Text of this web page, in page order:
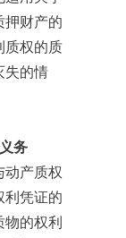
押财产的
质权的质
失的情
务
产质权
利凭证的
的权利